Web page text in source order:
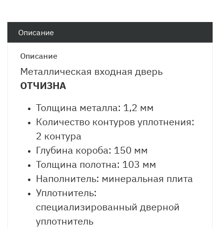
Описание
Описание
Металлическая входная дверь
ОТЧИЗНА
Толщина металла: 1,2 мм
Количество контуров уплотнения:
2 контура
Глубина короба: 150 мм
Толщина полотна: 103 мм
Наполнитель: минеральная плита
Уплотнитель:
специализированный дверной
уплотнитель